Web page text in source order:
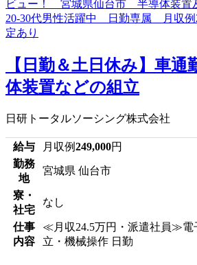
【日勤＆土日休み】車
体装置などの組立
日研トータルソーシング株式会社
給与 月収例249,000円
勤務
地
宮城県 仙台市
寮・
社宅
なし
仕事
内容
≪月収24.5万円・派遣社員≫電
立・機械操作 日勤